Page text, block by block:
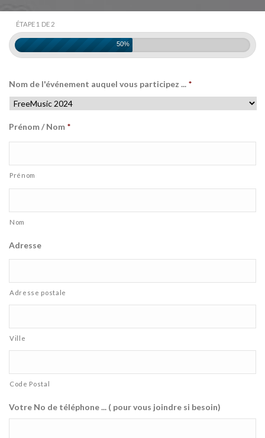
ÉTAPE 1 DE 2
50%
Nom de l'événement auquel vous participez ... *
Prénom / Nom *
Prénom
Nom
Adresse
Adresse postale
Ville
Code Postal
Votre No de téléphone ... ( pour vous joindre si besoin)